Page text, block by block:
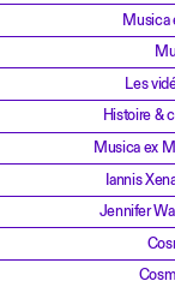
Musica
Les
Histoire &
Musica ex
Iannis
Jennifer